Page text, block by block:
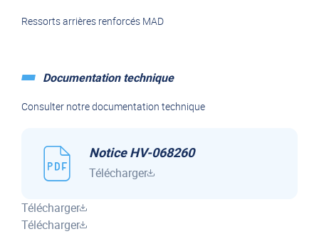
Ressorts arrières renforcés MAD
Documentation technique
Consulter notre documentation technique
Notice HV-068260
Télécharger
Télécharger
Télécharger